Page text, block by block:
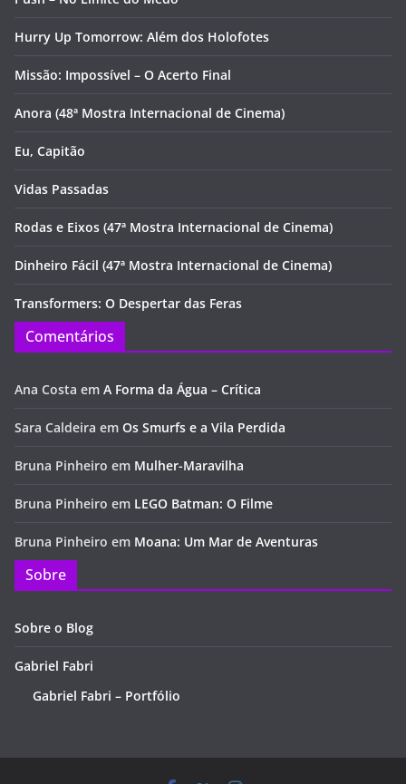
Hurry Up Tomorrow: Além dos Holofotes
Missão: Impossível – O Acerto Final
Anora (48ª Mostra Internacional de Cinema)
Eu, Capitão
Vidas Passadas
Rodas e Eixos (47ª Mostra Internacional de Cinema)
Dinheiro Fácil (47ª Mostra Internacional de Cinema)
Transformers: O Despertar das Feras
Comentários
Ana Costa em A Forma da Água – Crítica
Sara Caldeira em Os Smurfs e a Vila Perdida
Bruna Pinheiro em Mulher-Maravilha
Bruna Pinheiro em LEGO Batman: O Filme
Bruna Pinheiro em Moana: Um Mar de Aventuras
Sobre
Sobre o Blog
Gabriel Fabri
Gabriel Fabri – Portfólio